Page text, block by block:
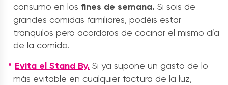
consumo en los fines de semana. Si sois de
grandes comidas familiares, podéis estar
tranquilos pero acordaros de cocinar el mismo día
de la comida.
Evita el Stand By. Si ya supone un gasto de lo
más evitable en cualquier factura de la luz,